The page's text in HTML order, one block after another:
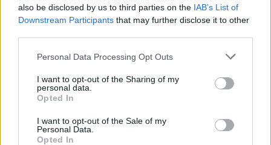
also be disclosed by us to third parties on the IAB’s List of
Downstream Participants that may further disclose it to other
Please note that this website/app uses one or more Google
not limited to your visit or usage behaviour. You may click to
grant or deny consent to Google and its third-party tags to
use your data for below specified purposes in below Google
consent section.
Personal Data Processing Opt Outs
I want to opt-out of the Sharing of my
personal data.
Opted In
I want to opt-out of the Sale of my
Personal Data.
Opted In
#VV RUBEN
OSZTÁLYKIRÁNDULÁS # SÁTOR #HORROR
KIVÁLASZTÁS